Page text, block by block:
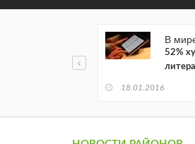
В
52%
18.01.2016